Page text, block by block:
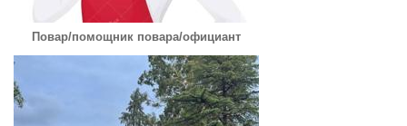
Повар/помощник повара/официант